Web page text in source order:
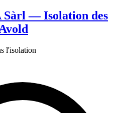
— Isolation des
l'isolation